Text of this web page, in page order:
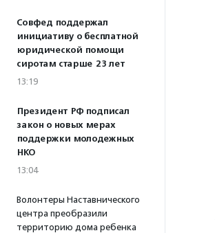
Совфед поддержал
инициативу о бесплатной
юридической помощи
сиротам старше 23 лет
13:19
Президент РФ подписал
закон о новых мерах
поддержки молодежных
НКО
13:04
Волонтеры Наставнического
центра преобразили
территорию дома ребенка